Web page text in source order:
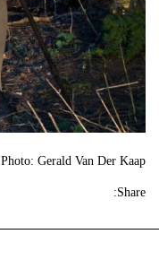
Photo: Gerald Van Der Kaap
Share: